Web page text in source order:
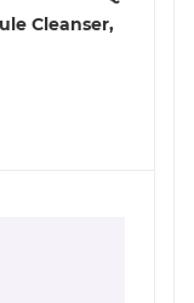
Cleanser,